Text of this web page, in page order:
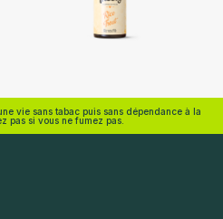
vie sans tabac puis sans dépendance à la
pas si vous ne fumez pas.